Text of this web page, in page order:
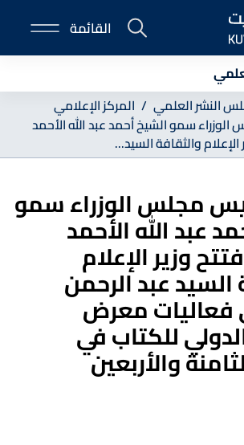
E-
Portal
القائمة
النشر العلمي
المركز الإعلامي
سمو الشيخ أحمد عبد الله الأحمد
الإعلام والثقافة السيد...
مجلس الوزراء سمو
عبد الله الأحمد
وزير الإعلام
السيد عبد الرحمن
فعاليات معرض
للكتاب في
والأربعين